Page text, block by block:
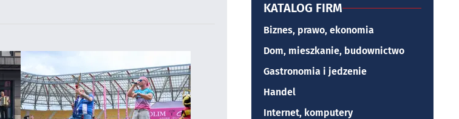
KATALOG FIRM
Biznes, prawo, ekonomia
Dom, mieszkanie, budownictwo
Gastronomia i jedzenie
Handel
Internet, komputery